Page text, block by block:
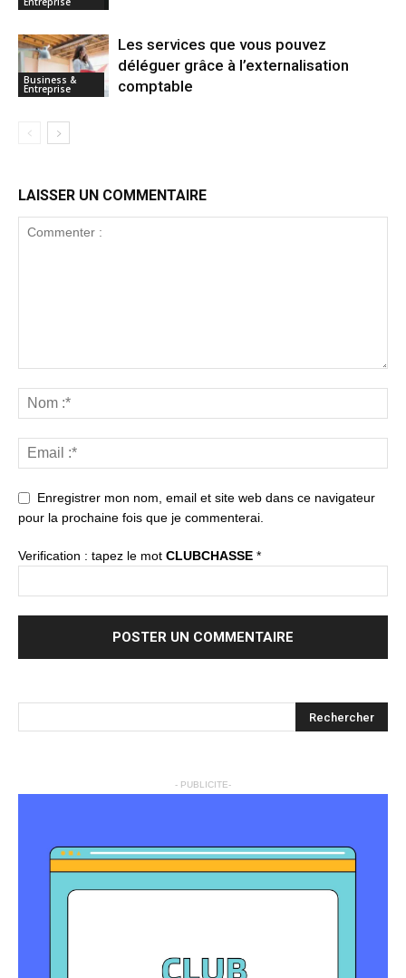
Business &
Entreprise
Les services que vous pouvez
déléguer grâce à l’externalisation
comptable
LAISSER UN COMMENTAIRE
Enregistrer mon nom, email et site web dans ce navigateur
pour la prochaine fois que je commenterai.
Verification : tapez le mot CLUBCHASSE *
- PUBLICITE-